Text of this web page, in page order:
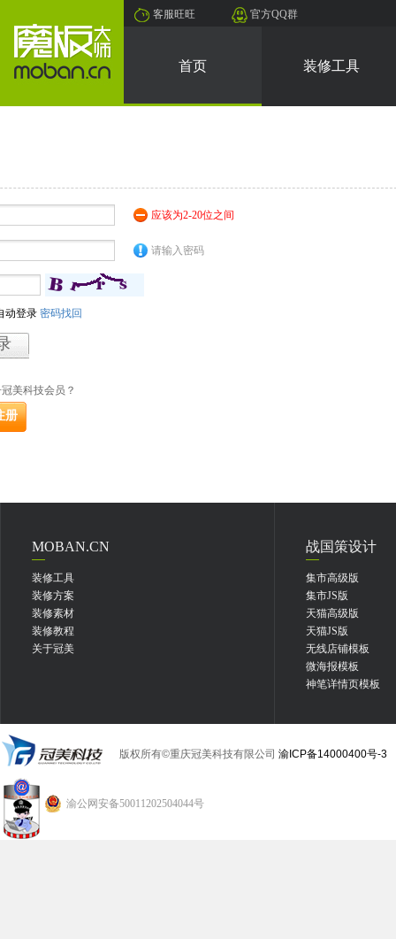
客服旺旺 官方QQ群
首页
首页 装修工具
应该为2-20位之间
请输入密码
动登录 密码找回
美科技会员？
MOBAN.CN
装修工具
装修方案
装修素材
装修教程
关于冠美
战国策设计
集市高级版
集市JS版
天猫高级版
天猫JS版
无线店铺模板
微海报模板
神笔详情页模板
版权所有©重庆冠美科技有限公司 渝ICP备14000400号-3
渝公网安备50011202504044号